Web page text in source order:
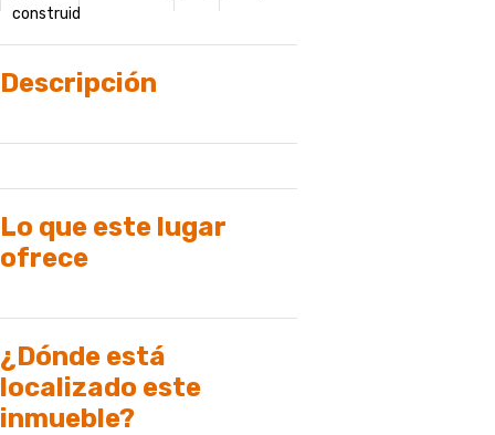
construida
Descripción
Lo que este lugar
ofrece
¿Dónde está
localizado este
inmueble?